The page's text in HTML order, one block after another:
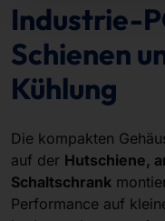
Industrie-
Schienen
Kühlung
Die kompakten
auf der Hutschiene,
Schaltschrank
Performance auf